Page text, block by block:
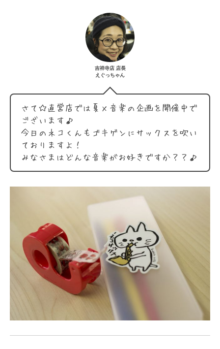
吉祥寺店 店長
えぐっちゃん
さて☆直営店では夏×音楽の企画を開催中で
ございます♪
今日のネコくんもゴキゲンにサックスを吹い
ておりますよ！
みなさまはどんな音楽がお好きですか？？♪